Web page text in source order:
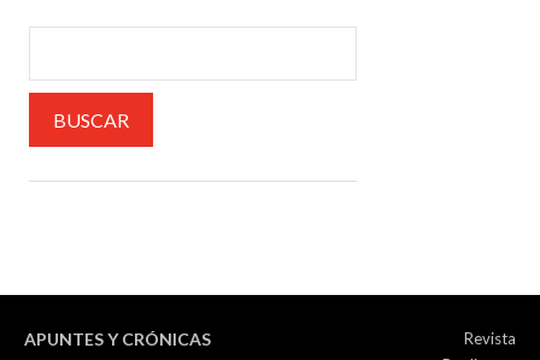
APUNTES Y CRÓNICAS
Revista